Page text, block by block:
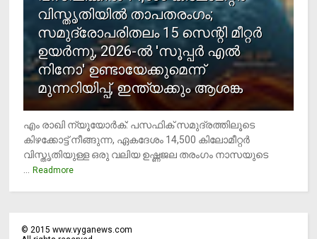
വിസ്തൃതിയില്‍ താപതരംഗം;
സമുദ്രോപരിതലം 15 സെന്റി മീറ്റര്‍
ഉയര്‍ന്നു, 2026-ല്‍ 'സൂപ്പര്‍ എല്‍
നിനോ' ഉണ്ടായേക്കുമെന്ന്
മുന്നറിയിപ്പ്, ഇന്ത്യക്കും ആശങ്ക
എം രാഖി ന്യൂയോര്‍ക്: പസഫിക് സമുദ്രത്തിലൂടെ
കിഴക്കോട്ട് നീങ്ങുന്ന, ഏകദേശം 14,500 കിലോമീറ്റര്‍
വിസ്തൃതിയുള്ള ഒരു വലിയ ഉഷ്ണജല തരംഗം നാസയുടെ
... Readmore
©2015 www.vyganews.com